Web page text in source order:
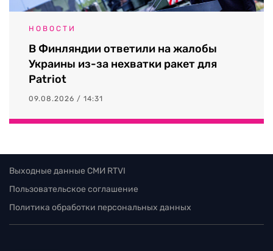
НОВОСТИ
В Финляндии ответили на жалобы
Украины из-за нехватки ракет для
Patriot
09.08.2026 / 14:31
Выходные данные СМИ RTVI
Пользовательское соглашение
Политика обработки персональных данных